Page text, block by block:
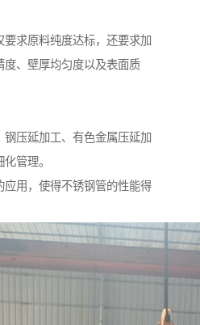
求原料纯度达标，还要求加
度、壁厚均匀度以及表面质
压延加工、有色金属压延加
管理。
用，使得不锈钢管的性能得